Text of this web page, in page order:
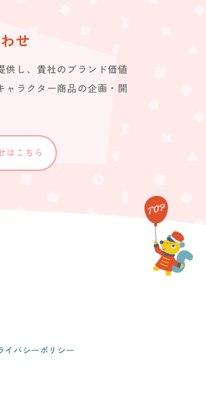
せ
供し、貴社のブランド価値
ャラクター商品の企画・開
はこちら
イバシーポリシー